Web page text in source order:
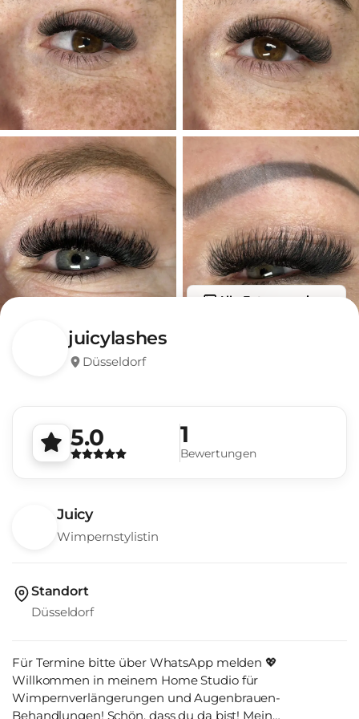
Alle Fotos anzeigen
juicylashes
Düsseldorf
5.0 1
Bewertungen
Juicy
Wimpernstylistin
Standort
Düsseldorf
Für Termine bitte über WhatsApp melden 💖
Willkommen in meinem Home Studio für
Wimpernverlängerungen und Augenbrauen-
Behandlungen! Schön, dass du da bist! Mein